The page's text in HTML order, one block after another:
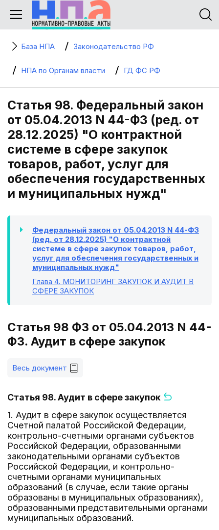
База НПА Законодательство РФ
НПА по Органам власти ГД ФС РФ
Статья 98. Федеральный закон
от 05.04.2013 N 44-ФЗ (ред. от
28.12.2025) "О контрактной
системе в сфере закупок
товаров, работ, услуг для
обеспечения государственных
и муниципальных нужд"
Федеральный закон от 05.04.2013 N 44-ФЗ
(ред. от 28.12.2025) "О контрактной
системе в сфере закупок товаров, работ,
услуг для обеспечения государственных и
муниципальных нужд"
Глава 4. МОНИТОРИНГ ЗАКУПОК И АУДИТ В
СФЕРЕ ЗАКУПОК
Статья 98 ФЗ от 05.04.2013 N 44-
ФЗ. Аудит в сфере закупок
Весь документ
Статья 98. Аудит в сфере закупок
1. Аудит в сфере закупок осуществляется
Счетной палатой Российской Федерации,
контрольно-счетными органами субъектов
Российской Федерации, образованными
законодательными органами субъектов
Российской Федерации, и контрольно-
счетными органами муниципальных
образований (в случае, если такие органы
образованы в муниципальных образованиях),
образованными представительными органами
муниципальных образований.